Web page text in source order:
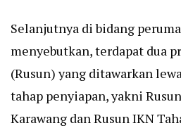
Selanjutnya di bidang
menyebutkan, terdapat dua
(Rusun) yang ditawarkan
tahap penyiapan, yakni
Karawang dan Rusun IKN